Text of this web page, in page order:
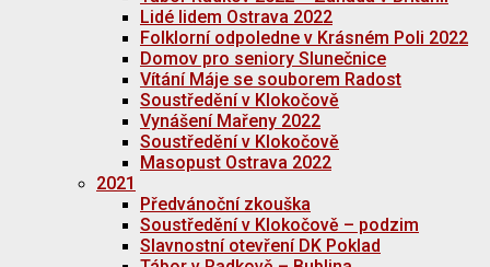
Lidé lidem Ostrava 2022
Folklorní odpoledne v Krásném Poli 2022
Domov pro seniory Slunečnice
Vítání Máje se souborem Radost
Soustředění v Klokočově
Vynášení Mařeny 2022
Soustředění v Klokočově
Masopust Ostrava 2022
2021
Předvánoční zkouška
Soustředění v Klokočově – podzim
Slavnostní otevření DK Poklad